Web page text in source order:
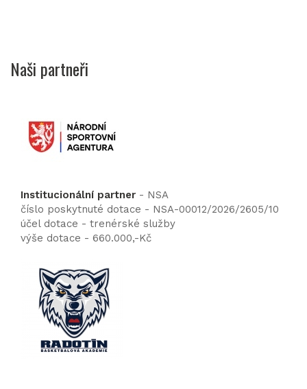
Naši partneři
Institucionální partner - NSA
číslo poskytnuté dotace - NSA-00012/2026/2605/10
účel dotace - trenérské služby
výše dotace - 660.000,-Kč